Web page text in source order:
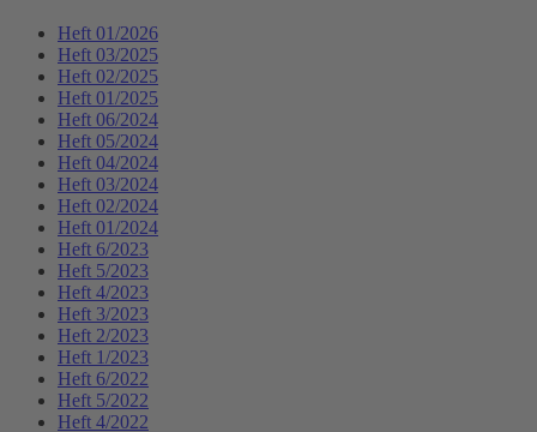
Heft 01/2026
Heft 03/2025
Heft 02/2025
Heft 01/2025
Heft 06/2024
Heft 05/2024
Heft 04/2024
Heft 03/2024
Heft 02/2024
Heft 01/2024
Heft 6/2023
Heft 5/2023
Heft 4/2023
Heft 3/2023
Heft 2/2023
Heft 1/2023
Heft 6/2022
Heft 5/2022
Heft 4/2022